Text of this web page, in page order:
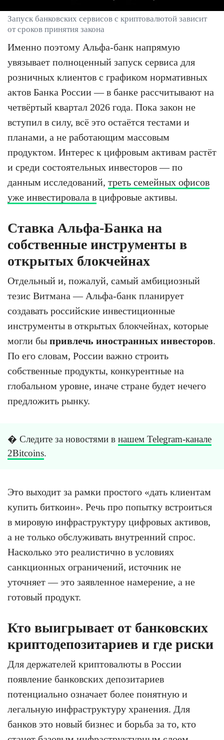
Запуск банковских сервисов с криптовалютой зависит
от сроков принятия закона
Именно поэтому Альфа-банк напрямую
увязывает полноценный запуск сервиса для
розничных клиентов с графиком нормативных
актов Банка России — в банке рассчитывают на
четвёртый квартал 2026 года. Пока закон не
вступил в силу, всё это остаётся тестами и
планами, а не работающим массовым
продуктом. Интерес к цифровым активам растёт
и среди состоятельных инвесторов — по
данным исследований, треть семейных офисов
уже инвестировала в цифровые активы.
Ставка Альфа-Банка на
собственные инструменты в
открытых блокчейнах
Отдельный и, пожалуй, самый амбициозный
тезис Витмана — Альфа-банк планирует
создавать российские инвестиционные
инструменты в открытых блокчейнах, которые
могли бы привлечь иностранных инвесторов.
По его словам, России важно строить
собственные продукты, конкурентные на
глобальном уровне, иначе стране будет нечего
предложить рынку.
� Следите за новостями в нашем Telegram-канале
2Bitcoins.
Это выходит за рамки простого «дать клиентам
купить биткоин». Речь про попытку встроиться
в мировую инфраструктуру цифровых активов,
а не только обслуживать внутренний спрос.
Насколько это реалистично в условиях
санкционных ограничений, источник не
уточняет — это заявленное намерение, а не
готовый продукт.
Кто выигрывает от банковских
криптодепозитариев и где риски
Для держателей криптовалюты в России
появление банковских депозитариев
потенциально означает более понятную и
легальную инфраструктуру хранения. Для
банков это новый бизнес и борьба за то, кто